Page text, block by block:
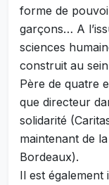
forme de
garçons… A
sciences
construit au
Père de quatre
que directeur
solidarité
maintenant de
Bordeaux).
Il est également